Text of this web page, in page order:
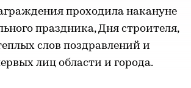
проходила накануне
праздника, Дня строителя,
слов поздравлений и
лиц области и города.